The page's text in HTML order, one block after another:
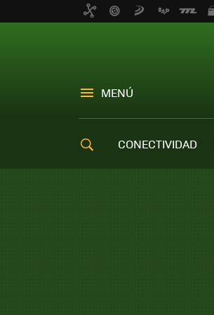
MENÚ
CONECTIVIDAD